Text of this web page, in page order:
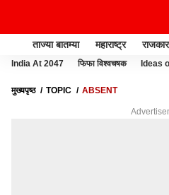
ताज्या बातम्या महाराष्ट्र
India At 2047 फिफा विश्वचषक Ideas
मुख्यपृष्ठ TOPIC ABSENT